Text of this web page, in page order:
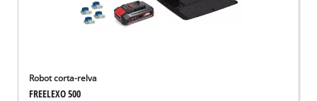
Robot corta-relva
FREELEXO 500